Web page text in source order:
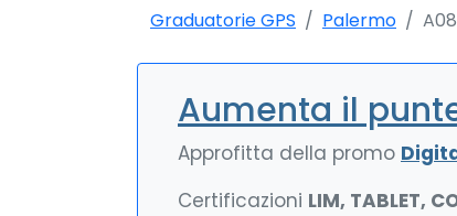
Graduatorie GPS Palermo
Aumenta il
Approfitta della promo
Certificazioni LIM, TABLET,